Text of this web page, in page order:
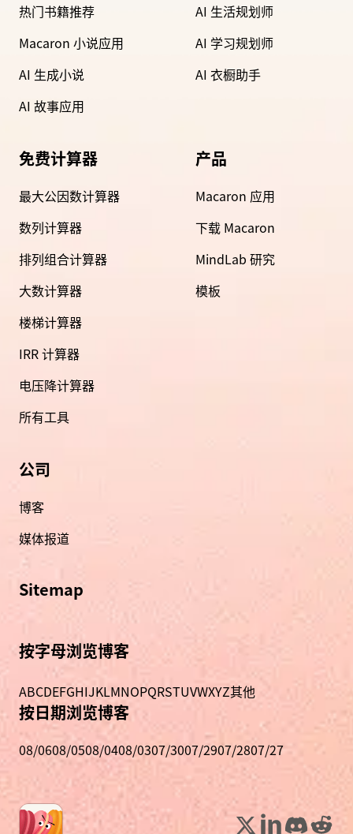
热门书籍推荐
Macaron 小说应用
AI 生成小说
AI 故事应用
AI 生活规划师
AI 学习规划师
AI 衣橱助手
免费计算器
最大公因数计算器
数列计算器
排列组合计算器
大数计算器
楼梯计算器
IRR 计算器
电压降计算器
所有工具
产品
Macaron 应用
下载 Macaron
MindLab 研究
模板
公司
博客
媒体报道
Sitemap
按字母浏览博客
ABCDEFGHIJKLMNOPQRSTUVWXYZ其他
按日期浏览博客
08/0608/0508/0408/0307/3007/2907/2807/27